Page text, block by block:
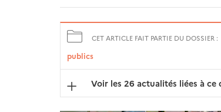
CET ARTICLE FAIT PARTIE DU DOSSIER :
publics
Voir les 26 actualités liées à ce